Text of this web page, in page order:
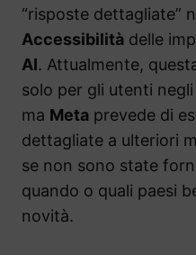
“risposte dettagliate”
Accessibilità delle
AI. Attualmente,
solo per gli utenti negli
ma Meta prevede di
dettagliate a ulteriori
se non sono state
quando o quali paesi
novità.